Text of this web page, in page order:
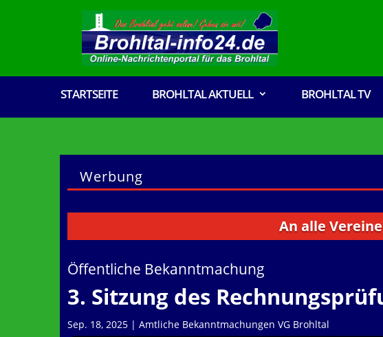
STARTSEITE BROHLTAL AKTUELL BROHLTAL TV
Werbung
An alle Vereine,
Öffentliche Bekanntmachung
3. Sitzung des
Sep. 18, 2025 |Amtliche Bekanntmachungen VG Brohltal